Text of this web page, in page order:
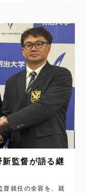
監督が語る継
督就任の全容を、就